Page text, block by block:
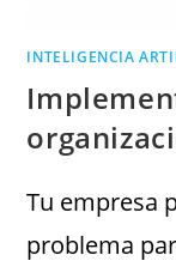
INTELIGENCIA
Tu empresa
problema